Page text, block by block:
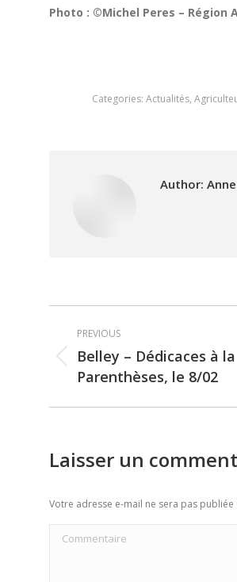
Photo : ©Michel Peres – Région
Categories: Actualités,
Author: Anne
Post
navigation
PREVIOUS
Previous
post:
Belley – Dédicaces à
Parenthèses, le 8/02
Laisser un
Votre adresse e-mail ne sera pas
Commentaire